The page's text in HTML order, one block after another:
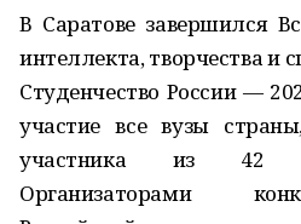
В Саратове завершился
интеллекта, творчества и
Студенчество России —
участие все вузы
участника из 42
Организаторами